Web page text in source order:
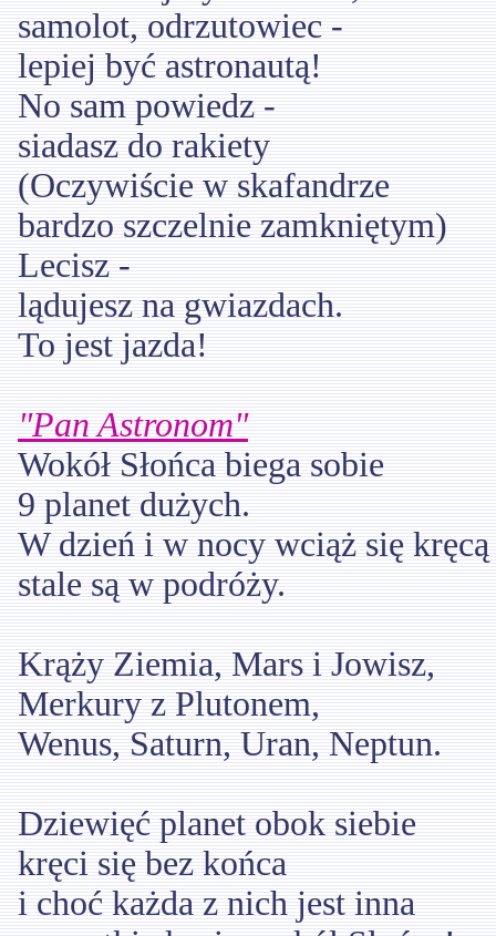
samolot, odrzutowiec -
lepiej być astronautą!
No sam powiedz -
siadasz do rakiety
(Oczywiście w skafandrze
bardzo szczelnie zamkniętym)
Lecisz -
lądujesz na gwiazdach.
To jest jazda!
"Pan Astronom"
Wokół Słońca biega sobie
9 planet dużych.
W dzień i w nocy wciąż się kręcą
stale są w podróży.
Krąży Ziemia, Mars i Jowisz,
Merkury z Plutonem,
Wenus, Saturn, Uran, Neptun.
Dziewięć planet obok siebie
kręci się bez końca
i choć każda z nich jest inna